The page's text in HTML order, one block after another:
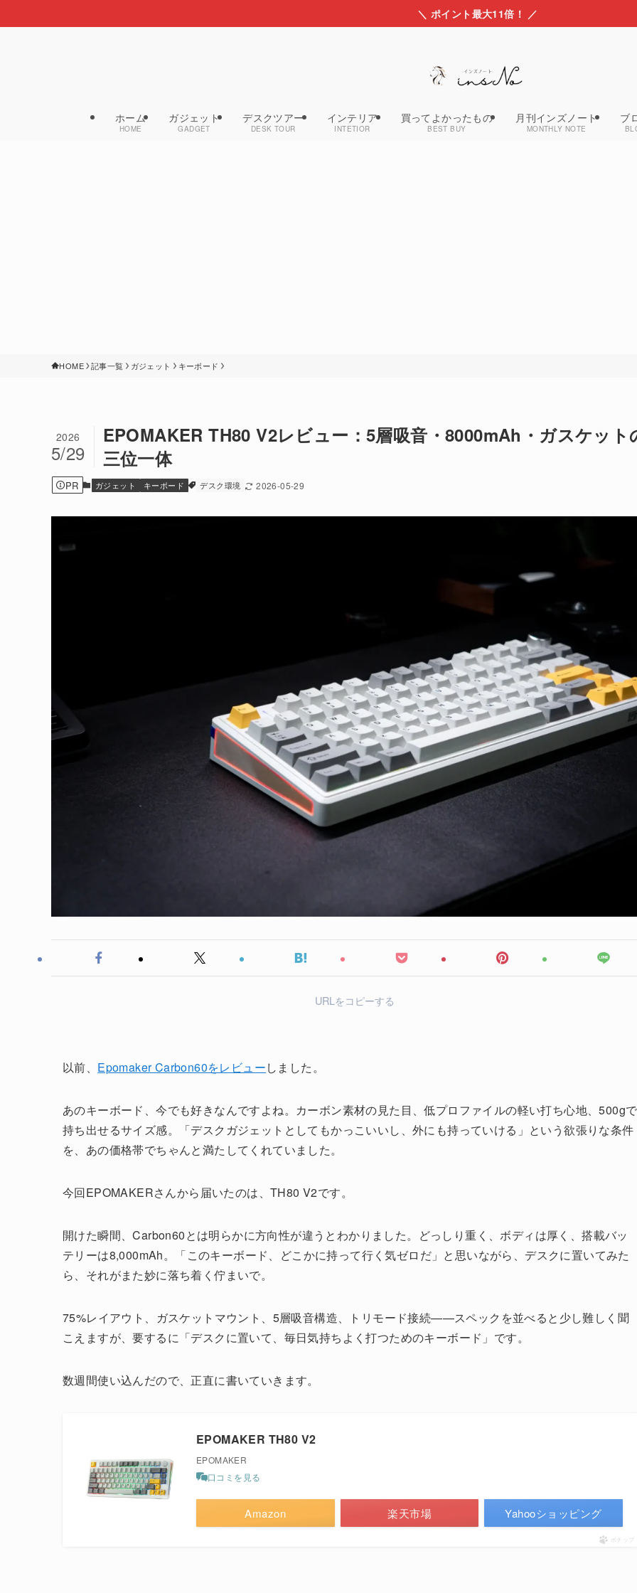
＼ ポイント最大11倍！ ／
ホーム
HOME
ガジェット
GADGET
デスクツアー
DESK TOUR
インテリア
INTETIOR
買ってよかったもの
BEST BUY
月刊インズノート
MONTHLY NOTE
ブ
HOME 記事一覧 ガジェット キーボード
EPOMAKER TH80 V2レビュー：5層吸音・8000mAh・ガスケット
三位一体
2026
5/29
PR ガジェット キーボード デスク環境 2026-05-29
URLをコピーする
以前、 Epomaker Carbon60をレビューしました。
あのキーボード、今でも好きなんですよね。カーボン素材の見た目、低プロファイルの軽い打ち心地、500gで
持ち出せるサイズ感。「デスクガジェットとしてもかっこいいし、外にも持っていける」という欲張りな条件
を、あの価格帯でちゃんと満たしてくれていました。
今回EPOMAKERさんから届いたのは、TH80 V2です。
開けた瞬間、Carbon60とは明らかに方向性が違うとわかりました。どっしり重く、ボディは厚く、搭載バッ
テリーは8,000mAh。「このキーボード、どこかに持って行く気ゼロだ」と思いながら、デスクに置いてみた
ら、それがまた妙に落ち着く佇まいで。
75%レイアウト、ガスケットマウント、5層吸音構造、トリモード接続——スペックを並べると少し難しく聞
こえますが、要するに「デスクに置いて、毎日気持ちよく打つためのキーボード」です。
数週間使い込んだので、正直に書いていきます。
EPOMAKER TH80 V2
EPOMAKER
口コミを見る
Amazon 楽天市場 Yahooショッピング
ポチップ